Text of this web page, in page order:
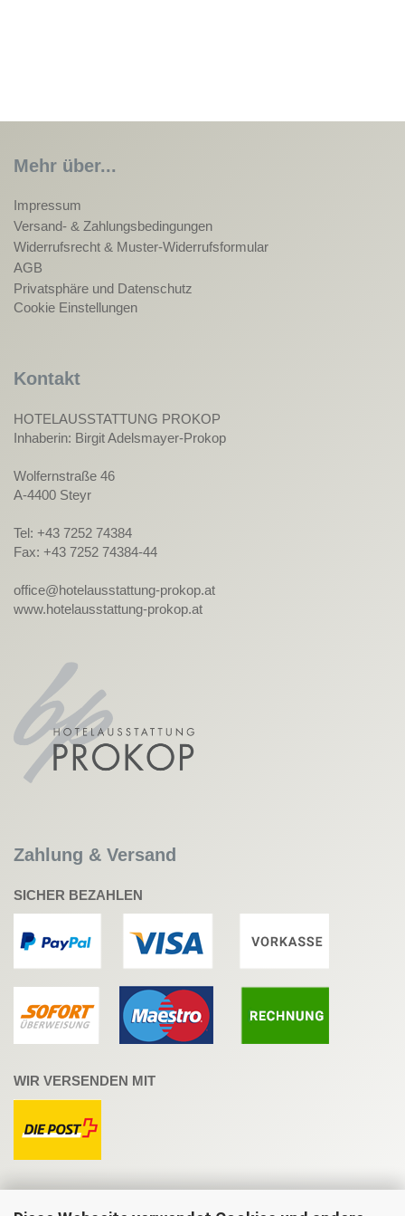
Mehr über...
Impressum
Versand- & Zahlungsbedingungen
Widerrufsrecht & Muster-Widerrufsformular
AGB
Privatsphäre und Datenschutz
Cookie Einstellungen
Kontakt
HOTELAUSSTATTUNG PROKOP
Inhaberin: Birgit Adelsmayer-Prokop
Wolfernstraße 46
A-4400 Steyr
Tel: +43 7252 74384
Fax: +43 7252 74384-44
office@hotelausstattung-prokop.at
www.hotelausstattung-prokop.at
Zahlung & Versand
SICHER BEZAHLEN
WIR VERSENDEN MIT